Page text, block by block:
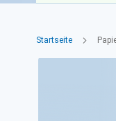
Startseite